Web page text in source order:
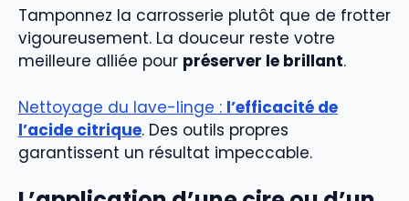
Tamponnez la carrosserie plutôt que de frotter
vigoureusement. La douceur reste votre
meilleure alliée pour préserver le brillant.
Nettoyage du lave-linge : l’efficacité de
l’acide citrique. Des outils propres
garantissent un résultat impeccable.